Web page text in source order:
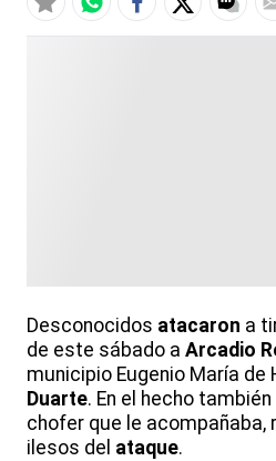
Desconocidos atacaron a
de este sábado a Arcadio
municipio Eugenio María de
Duarte. En el hecho
chofer que le acompañaba,
ilesos del ataque.